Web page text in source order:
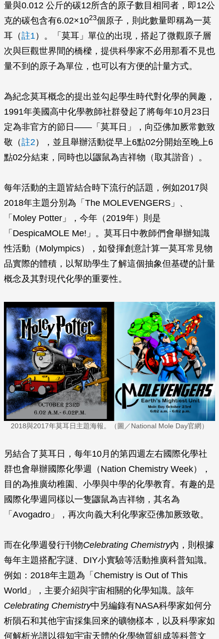
量與0.012 公斤的碳12所含的原子數目相同者，即12公
克的碳包含有6.02×1023個原子，則此數量即稱為一莫
耳（註1）。「莫耳」單位的出現，搭起了微觀原子層
次與巨觀世界間的橋樑，提供科學家不必用那看不見也
量不到的原子為單位，也可以有方便的計量方式。
為紀念莫耳概念的提出並勾起學生時代對化學的興趣，
1991年美國高中化學教師社群發起了將每年10月23日
定為非官方的節日——「莫耳日」，向亞佛加厥常數致
敬（註2），並且舉辦活動從早上6點02分開始至晚上6
點02分結束，同時也以鼴鼠為吉祥物（取其諧音）。
每年活動的主題皆結合時下流行的話題，例如2017與
2018年主題分別為「The MOLEVENGERS」、
「Moley Potter」，今年（2019年）則是
「DespicaMOLE Me!」。莫耳日中教師們會舉辦知識
性活動（Molympics），如發揮創意計算一莫耳常見物
品實際的體積，以幫助學生了解這個抽象但基礎的計量
概念及其對現代化學的重要性。
2018與2017年莫耳日主題海報。（圖／National Mole Day官網）
另結合了莫耳日，每年10月的第四週左右國際化學社
群也會舉辦國際化學週（Nation Chemistry Week），
目的為推廣幼稚園、小學與中學的化學教育。有趣的是
國際化學週同樣以一隻鼴鼠為吉祥物，其名為
「Avogadro」，再次向義大利化學家亞佛加厥致敬。
而在化學週發行刊物Celebrating Chemistry內，則根據
每年主題搭配字謎、DIY小實驗等活動推廣科普知識。
例如：2018年主題為「Chemistry is Out of This
World」，主要介紹與宇宙相關的化學知識。該年
Celebrating Chemistry中另編錄有NASA科學家如何分
析隕石和其他宇宙採集回來的礦物樣本，以及科學家如
何解析光譜以得知宇宙天體的化學物質組成等科普文